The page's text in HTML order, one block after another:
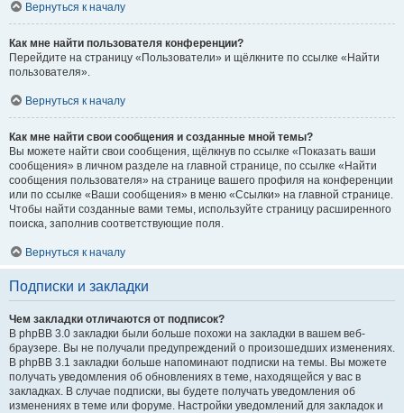
Вернуться к началу
Как мне найти пользователя конференции?
Перейдите на страницу «Пользователи» и щёлкните по ссылке «Найти
пользователя».
Вернуться к началу
Как мне найти свои сообщения и созданные мной темы?
Вы можете найти свои сообщения, щёлкнув по ссылке «Показать ваши
сообщения» в личном разделе на главной странице, по ссылке «Найти
сообщения пользователя» на странице вашего профиля на конференции
или по ссылке «Ваши сообщения» в меню «Ссылки» на главной странице.
Чтобы найти созданные вами темы, используйте страницу расширенного
поиска, заполнив соответствующие поля.
Вернуться к началу
Подписки и закладки
Чем закладки отличаются от подписок?
В phpBB 3.0 закладки были больше похожи на закладки в вашем веб-
браузере. Вы не получали предупреждений о произошедших изменениях.
В phpBB 3.1 закладки больше напоминают подписки на темы. Вы можете
получать уведомления об обновлениях в теме, находящейся у вас в
закладках. В случае подписки, вы будете получать уведомления об
изменениях в теме или форуме. Настройки уведомлений для закладок и